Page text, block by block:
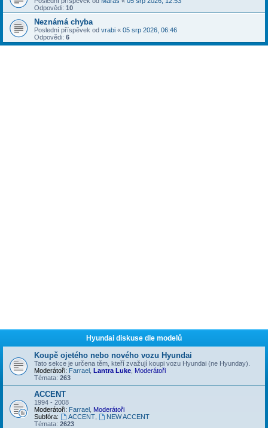
Odpovědi: 10
Neznámá chyba
Poslední příspěvek od vrabi « 05 srp 2026, 06:46
Odpovědi: 6
Hyundai diskuse dle modelů
Koupě ojetého nebo nového vozu Hyundai
Tato sekce je určena těm, kteří zvažují koupi vozu Hyundai (ne Hyunday).
Moderátoři: Farrael Lantra Luke Moderátoři
Témata: 263
ACCENT
1994 - 2008
Moderátoři: Farrael Moderátoři
Subfóra:
ACCENT,
NEW ACCENT
Témata: 2623